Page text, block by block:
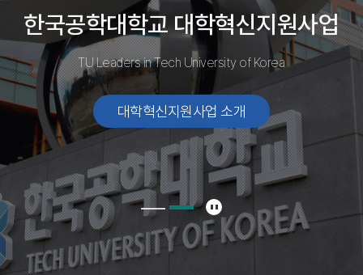
한국공학대학교 대학혁신지원사업
TU Leaders in Tech University of Korea
대학혁신지원사업 소개